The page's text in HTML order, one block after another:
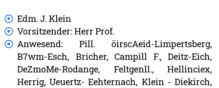
Edm. J. Klein
Vorsitzender: Herr Prof.
Anwesend: Pill. öirscAeid-Limpertsberg,
B7wm-Esch, Bricher, Campill F., Deitz-Eich,
DeZmoMe-Rodange, Feltgenll., Hellinciex,
Herrig,Ueuertz-Eehternach, Klein -Diekirch,